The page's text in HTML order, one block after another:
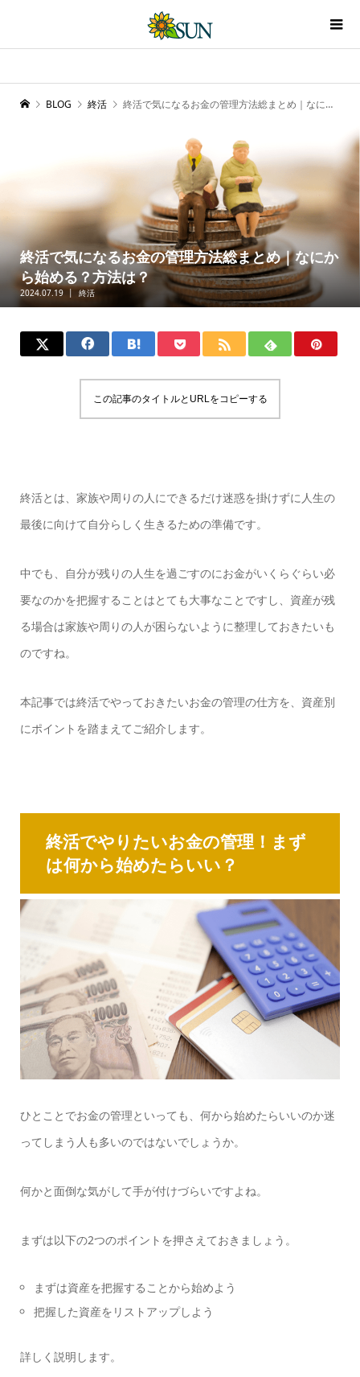
BLOG 終活 終活で気になるお金の管理方法総まとめ｜なにから始める？方法は？
終活で気になるお金の管理方法総まとめ｜なにか
ら始める？方法は？
2024.07.19 終活
この記事のタイトルとURLをコピーする
終活とは、家族や周りの人にできるだけ迷惑を掛けずに人生の
最後に向けて自分らしく生きるための準備です。
中でも、自分が残りの人生を過ごすのにお金がいくらぐらい必
要なのかを把握することはとても大事なことですし、資産が残
る場合は家族や周りの人が困らないように整理しておきたいも
のですね。
本記事では終活でやっておきたいお金の管理の仕方を、資産別
にポイントを踏まえてご紹介します。
終活でやりたいお金の管理！まず
は何から始めたらいい？
ひとことでお金の管理といっても、何から始めたらいいのか迷
ってしまう人も多いのではないでしょうか。
何かと面倒な気がして手が付けづらいですよね。
まずは以下の2つのポイントを押さえておきましょう。
まずは資産を把握することから始めよう
把握した資産をリストアップしよう
詳しく説明します。